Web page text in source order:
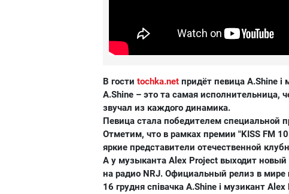
В гости tochka.net придёт певица A.Shine і
A.Shine – это та самая исполнительница,
звучал из каждого динамика.
Певица стала победителем специальной
Отметим, что в рамках премии "KISS FM
яркие представители отечественной
А у музыканта Alex Project выходит новый
на радио NRJ. Официальный релиз в мире
16 грудня співачка A.Shine і музикант